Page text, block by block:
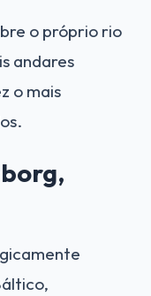
o próprio rio
andares
o mais